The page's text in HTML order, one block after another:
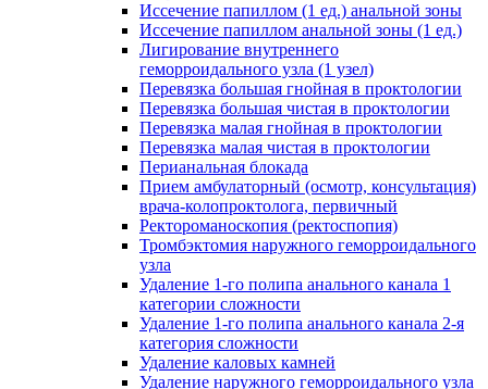
Иссечение папиллом (1 ед.) анальной зоны
Иссечение папиллом анальной зоны (1 ед.)
Лигирование внутреннего
геморроидального узла (1 узел)
Перевязка большая гнойная в проктологии
Перевязка большая чистая в проктологии
Перевязка малая гнойная в проктологии
Перевязка малая чистая в проктологии
Перианальная блокада
Прием амбулаторный (осмотр, консультация)
врача-колопроктолога, первичный
Ректороманоскопия (ректоспопия)
Тромбэктомия наружного геморроидального
узла
Удаление 1-го полипа анального канала 1
категории сложности
Удаление 1-го полипа анального канала 2-я
категория сложности
Удаление каловых камней
Удаление наружного геморроидального узла